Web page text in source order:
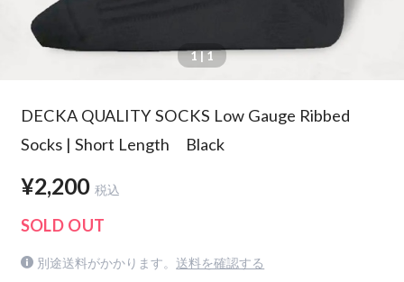
1| 1
DECKA QUALITY SOCKS Low Gauge Ribbed
Socks | Short Length Black
¥2,200 税込
SOLD OUT
別途送料がかかります。 送料を確認する